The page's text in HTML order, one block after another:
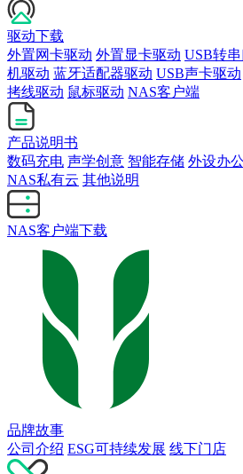
驱动下载
外置网卡驱动 外置显卡驱动 USB转
机驱动 蓝牙适配器驱动 USB声卡驱动
拷线驱动 鼠标驱动 NAS客户端
产品说明书
数码充电 声学创意 智能存储 外设办
NAS私有云 其他说明
NAS客户端下载
品牌故事
公司介绍 ESG可持续发展 线下门店